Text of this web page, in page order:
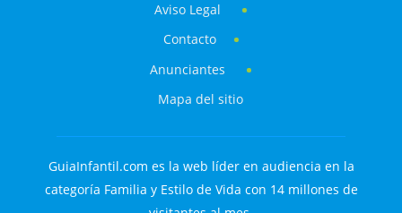
Aviso Legal
Contacto
Anunciantes
Mapa del sitio
GuiaInfantil.com es la web líder en audiencia en la
categoría Familia y Estilo de Vida con 14 millones de